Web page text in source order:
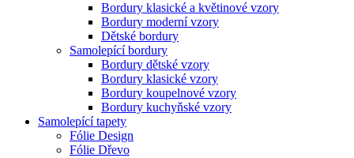
Bordury klasické a květinové vzory
Bordury moderní vzory
Dětské bordury
Samolepící bordury
Bordury dětské vzory
Bordury klasické vzory
Bordury koupelnové vzory
Bordury kuchyňské vzory
Samolepící tapety
Fólie Design
Fólie Dřevo